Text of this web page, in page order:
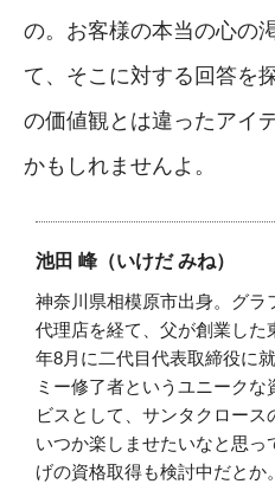
の。お客様の本当の心の
て、そこに対する回答を
の価値観とは違ったアイ
かもしれませんよ。
池田 峰（いけだ みね）
神奈川県相模原市出身。グラ
代理店を経て、父が創業した
年8月に二代目代表取締役に
ミー修了者というユニーク
ビスとして、サンタクロース
いつか楽しませたいなと思っ
げの資格取得も検討中だとか。